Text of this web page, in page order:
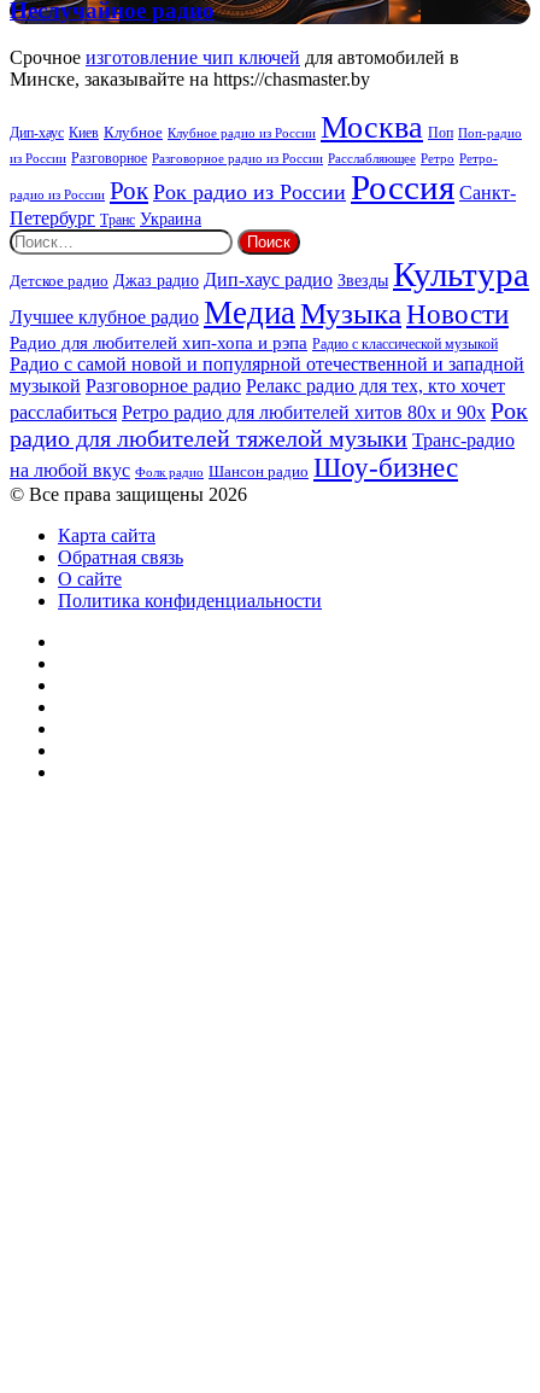
Rock
Неслучайное
радио
Неслучайное радио
Срочное изготовление чип ключей для автомобилей в
Минске, заказывайте на https://chasmaster.by
Дип-хаус Киев Клубное Клубное радио из России Москва Поп Поп-радио
из России Разговорное Разговорное радио из России Расслабляющее Ретро Ретро-
радио из России Рок Рок радио из России Россия Санкт-
Петербург Транс Украина
Найти:
Детское радио Джаз радио Дип-хаус радио Звезды Культура
Лучшее клубное радио МедиаМузыкаНовости
Радио для любителей хип-хопа и рэпа Радио с классической музыкой
Радио с самой новой и популярной отечественной и западной
музыкой Разговорное радио Релакс радио для тех, кто хочет
расслабиться Ретро радио для любителей хитов 80х и 90х Рок
радио для любителей тяжелой музыки Транс-радио
на любой вкус Фолк радио Шансон радио Шоу-бизнес
© Все права защищены 2026
Карта сайта
Обратная связь
О сайте
Политика конфиденциальности